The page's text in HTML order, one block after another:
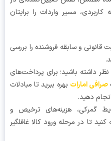
مسیر واردات را برایتان
و سابقه فروشنده را بررسی
باشید؛ برای پرداخت‌های
اماراتبهره ببرید تا مبادلات
هزینه‌های ترخیص و
در مرحله ورود کالا غافلگیر